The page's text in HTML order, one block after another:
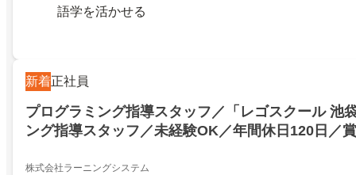
語学を活かせる
新着正社員
プログラミング指導スタッフ／「レゴスクール 池
ング指導スタッフ／未経験OK／年間休日120日／
株式会社ラーニングシステム